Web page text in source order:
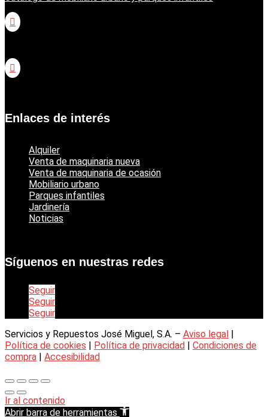


Enlaces de interés
Alquiler
Venta de maquinaria nueva
Venta de maquinaria de ocasión
Mobiliario urbano
Parques infantiles
Jardinería
Noticias
Síguenos en nuestras redes
Seguir
Seguir
Seguir
Servicios y Repuestos José Miguel, S.A. – Aviso legal
Política de cookies
Política de privacidad
Condiciones de
compra
Accesibilidad
Ir al contenido
Abrir barra de herramientas